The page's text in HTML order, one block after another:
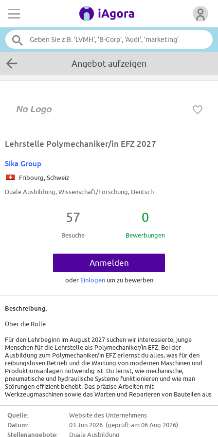
Angebot aufzeigen
Lehrstelle Polymechaniker/in EFZ 2027
Sika Group
Fribourg, Schweiz
Duale Ausbildung, Wissenschaft/Forschung, Deutsch
57
Besuche
0
Bewerbungen
Anmelden
oder Einlogen um zu bewerben
Beschreibung:
Über die Rolle
Für den Lehrbeginn im August 2027 suchen wir interessierte, junge
Menschen für die Lehrstelle als Polymechaniker/in EFZ. Bei der
Ausbildung zum Polymechaniker/in EFZ erlernst du alles, was für den
reibungslosen Betrieb und die Wartung von modernen Maschinen und
Produktionsanlagen notwendig ist. Du lernst, wie mechanische,
pneumatische und hydraulische Systeme funktionieren und wie man
Störungen effizient behebt. Das präzise Arbeiten mit
Werkzeugmaschinen sowie das Warten und Reparieren von Bauteilen aus
spannende Grundbildung ermöglicht dir einen optimalen Start in die
Arbeitswelt.
Quelle:
Website des Unternehmens
Datum:
03 Jun 2026 (geprüft am 06 Aug 2026)
Stellenangebote:
Duale Ausbildung